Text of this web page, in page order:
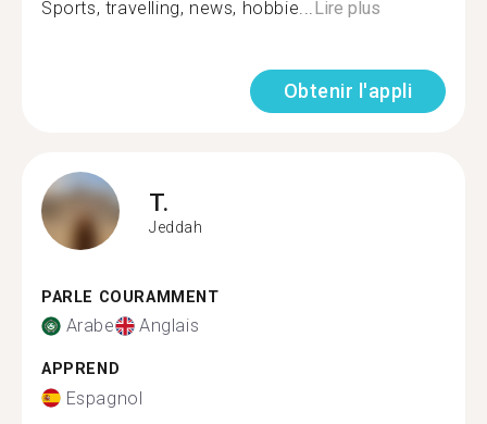
Sports, travelling, news, hobbie... Lire plus
Obtenir l'appli
T.
Jeddah
PARLE COURAMMENT
Arabe Anglais
APPREND
Espagnol